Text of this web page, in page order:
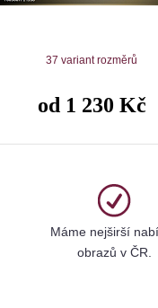
37 variant rozměrů
od 1 230 Kč
Máme nejširší
obrazů v ČR.